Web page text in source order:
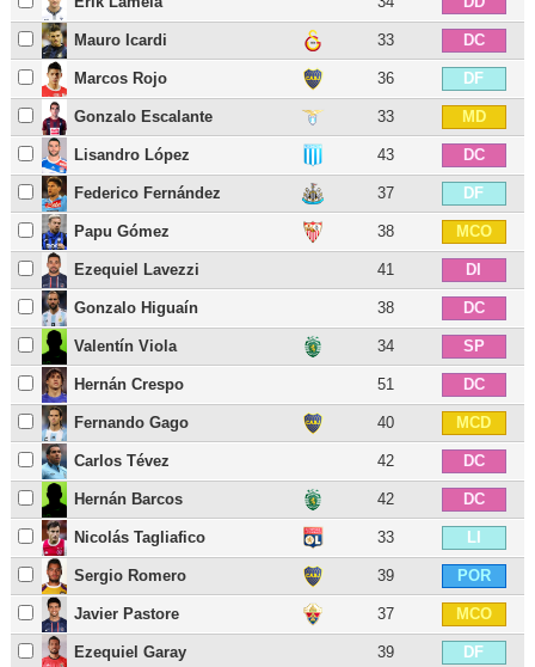
Mauro Icardi 33 DC
Marcos Rojo 36 DF
Gonzalo Escalante 33 MD
Lisandro López 43 DC
Federico Fernández 37 DF
Papu Gómez 38 MCO
Ezequiel Lavezzi 41 DI
Gonzalo Higuaín 38 DC
Valentín Viola 34 SP
Hernán Crespo 51 DC
Fernando Gago 40 MCD
Carlos Tévez 42 DC
Hernán Barcos 42 DC
Nicolás Tagliafico 33 LI
Sergio Romero 39 POR
Javier Pastore 37 MCO
Ezequiel Garay 39 DF